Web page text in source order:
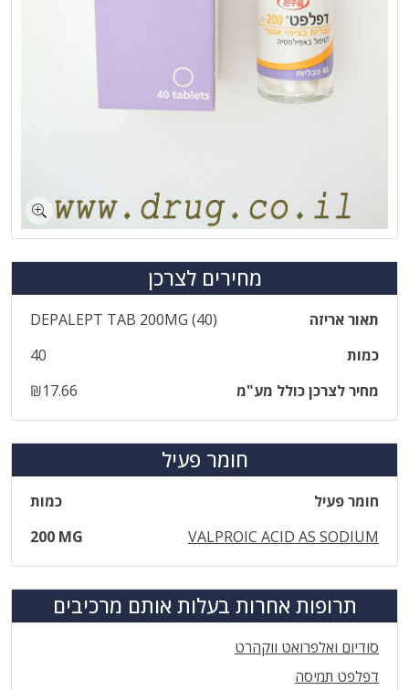
מחירים לצרכן
תאור אריזה
‎DEPALEPT‎ ‎TAB‎ ‎200‎MG‎ ‎(‎40‎)
כמות
40
מחיר לצרכן כולל מע"מ
₪17.66
חומר פעיל
חומר פעיל
כמות
VALPROIC ACID AS SODIUM
200 MG
תרופות אחרות בעלות אותם מרכיבים
סודיום ואלפרואט ווקהרט
דפלפט תמיסה